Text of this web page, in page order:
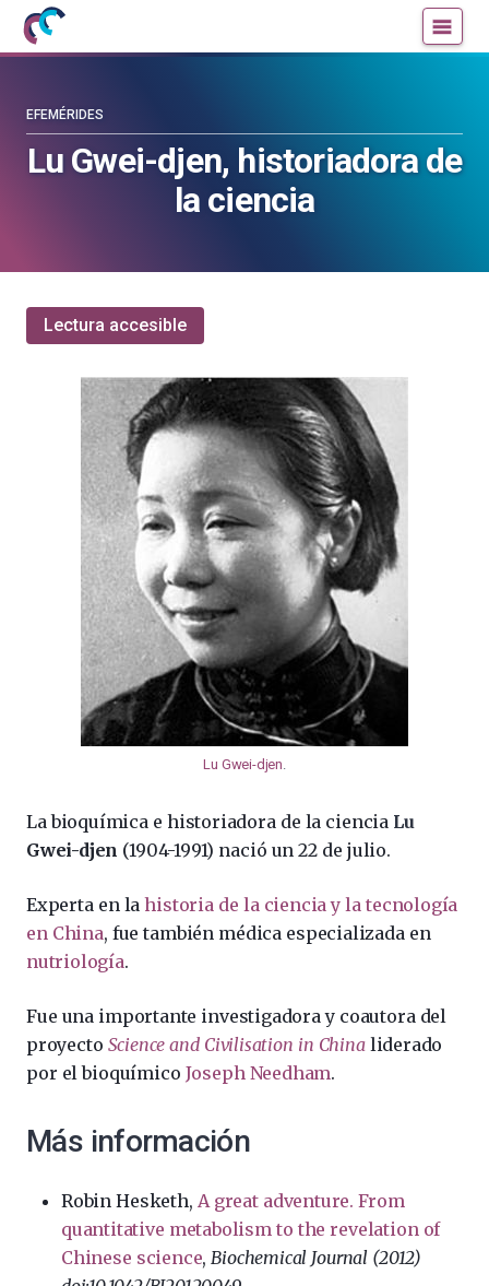
Mujeres
con
la
blog
la
Lu Gwei-djen, historiadora de
la ciencia
EFEMÉRIDES
Lectura accesible
Lu Gwei-djen.
La bioquímica e historiadora de la ciencia Lu
Gwei-djen (1904-1991) nació un 22 de julio.
Experta en lahistoria de la ciencia y la tecnología
en China, fue también médica especializada en
nutriología.
Fue una importante investigadora y coautora del
proyecto Science and Civilisation in Chinaliderado
por el bioquímico Joseph Needham.
Más información
Robin Hesketh, A great adventure. From
quantitative metabolism to the revelation of
Chinese science,Biochemical Journal (2012)